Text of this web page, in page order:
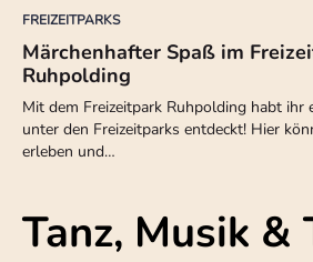
FREIZEITPARKS
Märchenhafter Spaß im
Ruhpolding
Mit dem Freizeitpark Ruhpolding habt ihr
unter den Freizeitparks entdeckt! Hier
erleben und…
Tanz, Musik &